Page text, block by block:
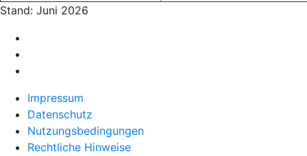
Stand: Juni 2026
Impressum
Datenschutz
Nutzungsbedingungen
Rechtliche Hinweise